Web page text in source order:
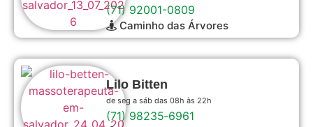
(71) 92001-0809
Caminho das Árvores
Lilo Bitten
de seg a sáb das 08h às 22h
(71) 98235‑6961